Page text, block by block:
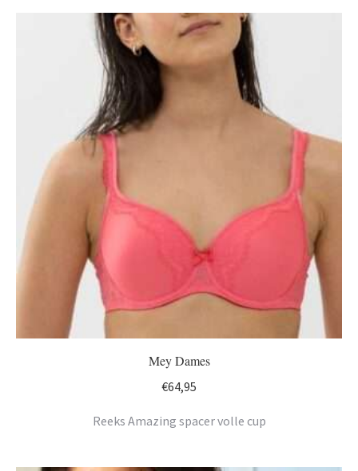
Mey Dames
€64,95
Reeks Amazing spacer volle cup